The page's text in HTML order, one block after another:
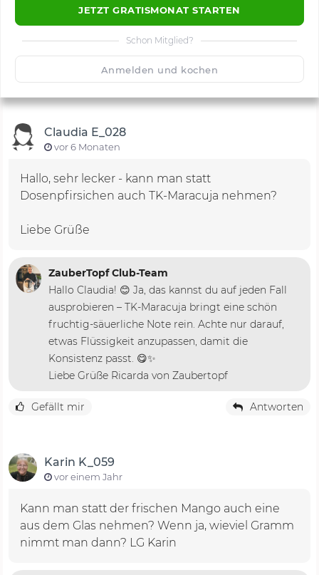
JETZT GRATISMONAT STARTEN
Schon Mitglied?
Anmelden und kochen
🙂 Speichern
Claudia E_028
vor 6 Monaten
Hallo, sehr lecker - kann man statt
Dosenpfirsichen auch TK-Maracuja nehmen?
Liebe Grüße
ZauberTopf Club-Team
Hallo Claudia! 😊 Ja, das kannst du auf jeden Fall
ausprobieren – TK-Maracuja bringt eine schön
fruchtig-säuerliche Note rein. Achte nur darauf,
etwas Flüssigkeit anzupassen, damit die
Konsistenz passt. 😋✨
Liebe Grüße Ricarda von Zaubertopf
Gefällt mir Antworten
Karin K_059
vor einem Jahr
Kann man statt der frischen Mango auch eine
aus dem Glas nehmen? Wenn ja, wieviel Gramm
nimmt man dann? LG Karin